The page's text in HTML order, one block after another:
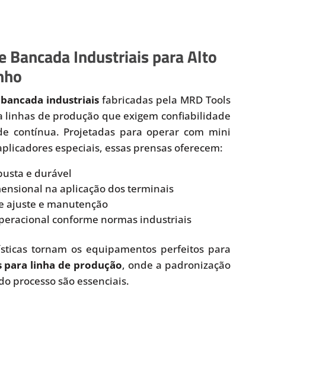
Bancada Industriais para Alto
industriais fabricadas pela MRD Tools
linhas de produção que exigem confiabilidade
contínua. Projetadas para operar com mini
especiais, essas prensas oferecem:
e durável
na aplicação dos terminais
ajuste e manutenção
conforme normas industriais
tornam os equipamentos perfeitos para
para linha de produção, onde a padronização
processo são essenciais.